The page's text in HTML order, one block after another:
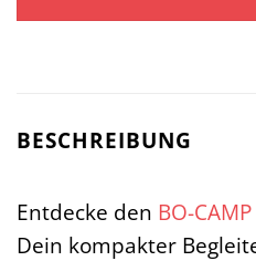
BESCHREIBUNG
Entdecke den BO-CAMP
Dein kompakter